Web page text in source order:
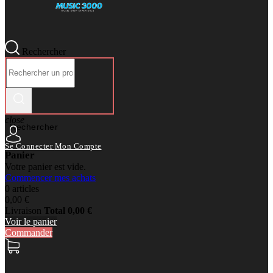
Rechercher
Rechercher
close
Se Connecter Mon Compte
Panier
Votre panier est vide.
Commencer mes achats
0 articles
0,00 €
Livraison Total 0,00 €
Voir le panier
Commander